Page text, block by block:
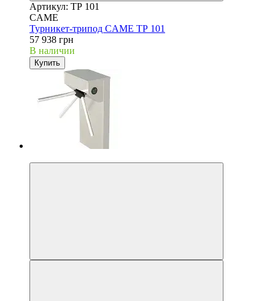
Артикул: ТР 101
CAME
Турникет-трипод CAME ТР 101
57 938 грн
В наличии
Купить